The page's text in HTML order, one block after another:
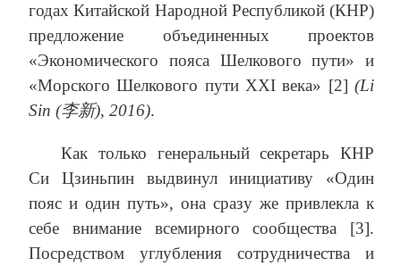
годах Китайской Народной Республикой (КНР)
предложение объединенных проектов
«Экономического пояса Шелкового пути» и
«Морского Шелкового пути XXI века» [2] (Li
Sin (李新), 2016).
Как только генеральный секретарь КНР
Си Цзиньпин выдвинул инициативу «Один
пояс и один путь», она сразу же привлекла к
себе внимание всемирного сообщества [3].
Посредством углубления сотрудничества и